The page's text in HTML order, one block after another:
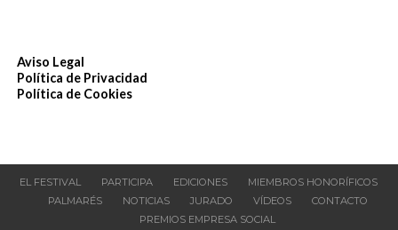
Aviso Legal
Política de Privacidad
Política de Cookies
EL FESTIVAL PARTICIPA EDICIONES
MIEMBROS HONORÍFICOS
PALMARÉS
NOTICIAS JURADO VÍDEOS
CONTACTO
PREMIOS EMPRESA SOCIAL